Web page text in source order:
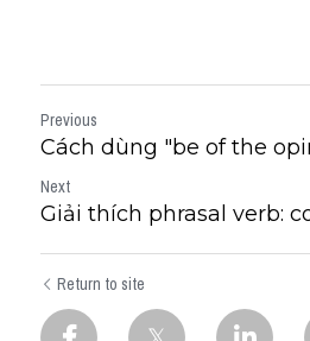
Previous
Cách dùng "be of the
Next
Giải thích phrasal verb:
Return to site